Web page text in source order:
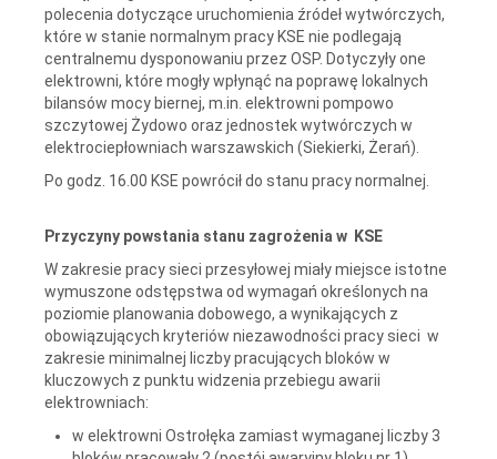
polecenia dotyczące uruchomienia źródeł wytwórczych,
które w stanie normalnym pracy KSE nie podlegają
centralnemu dysponowaniu przez OSP. Dotyczyły one
elektrowni, które mogły wpłynąć na poprawę lokalnych
bilansów mocy biernej, m.in. elektrowni pompowo
szczytowej Żydowo oraz jednostek wytwórczych w
elektrociepłowniach warszawskich (Siekierki, Żerań).
Po godz. 16.00 KSE powrócił do stanu pracy normalnej.
Przyczyny powstania stanu zagrożenia w KSE
W zakresie pracy sieci przesyłowej miały miejsce istotne
wymuszone odstępstwa od wymagań określonych na
poziomie planowania dobowego, a wynikających z
obowiązujących kryteriów niezawodności pracy sieci w
zakresie minimalnej liczby pracujących bloków w
kluczowych z punktu widzenia przebiegu awarii
elektrowniach:
w elektrowni Ostrołęka zamiast wymaganej liczby 3